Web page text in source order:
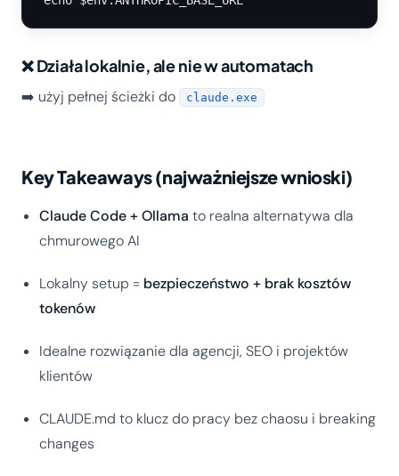
❌ Działa lokalnie, ale nie w automatach
➡️ użyj pełnej ścieżki do claude.exe
Key Takeaways (najważniejsze wnioski)
Claude Code + Ollama to realna alternatywa dla
chmurowego AI
Lokalny setup = bezpieczeństwo + brak kosztów
tokenów
Idealne rozwiązanie dla agencji, SEO i projektów
klientów
CLAUDE.md to klucz do pracy bez chaosu i breaking
changes